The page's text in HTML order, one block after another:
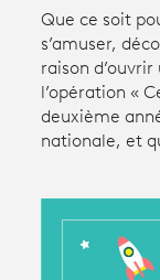
Avantages
Participer et
À votre écoute
Productions et
Programme tv
Que ce soit
s’amuser,
raison
l’opération «
deuxième
nationale, et